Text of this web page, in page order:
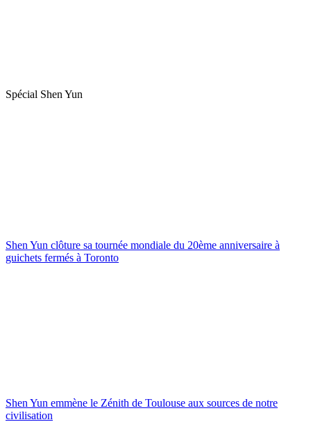
Spécial Shen Yun
Shen Yun clôture sa tournée mondiale du 20ème anniversaire à
guichets fermés à Toronto
Shen Yun emmène le Zénith de Toulouse aux sources de notre
civilisation